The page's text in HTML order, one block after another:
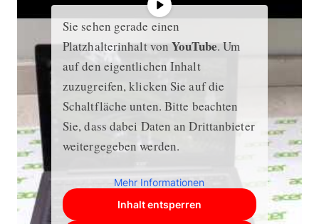
Sie sehen gerade einen
Platzhalterinhalt vonYouTube. Um
auf den eigentlichen Inhalt
zuzugreifen, klicken Sie auf die
Schaltfläche unten. Bitte beachten
Sie, dass dabei Daten an Drittanbieter
weitergegeben werden.
Mehr Informationen
Inhalt entsperren